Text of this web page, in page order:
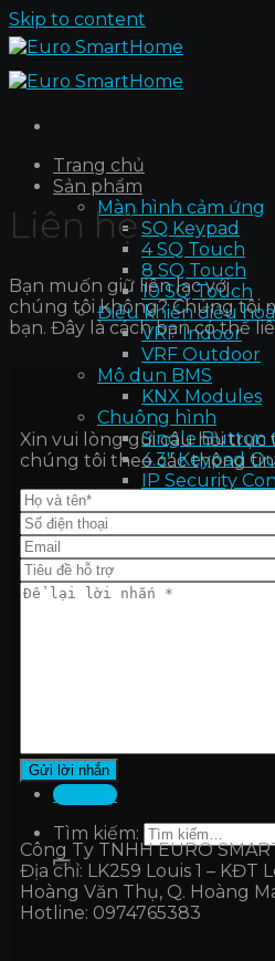
Skip to content
Trang chủ
Sản phẩm
Màn hình cảm ứng
SQ Keypad
4 SQ Touch
8 SQ Touch
10 SQ Touch
Điều khiển điều hoà
VRF Indoor
VRF Outdoor
Mô dun BMS
KNX Modules
Chuông hình
Single Button
4.3″ Keypad
IP Security
Modul EDGE
Giải pháp
Smarthome
Liên hệ
Tìm kiếm:
Liên hệ
Bạn muốn giữ liên lạc với
chúng tôi không? Chúng tôi
bạn. Đây là cách bạn có thể
Xin vui lòng gửi câu hỏi trực
chúng tôi theo các thông tin
Công Ty TNHH EURO
Địa chỉ: LK259 Louis 1 – KĐT
Hoàng Văn Thụ, Q. Hoàng
Hotline: 0974765383